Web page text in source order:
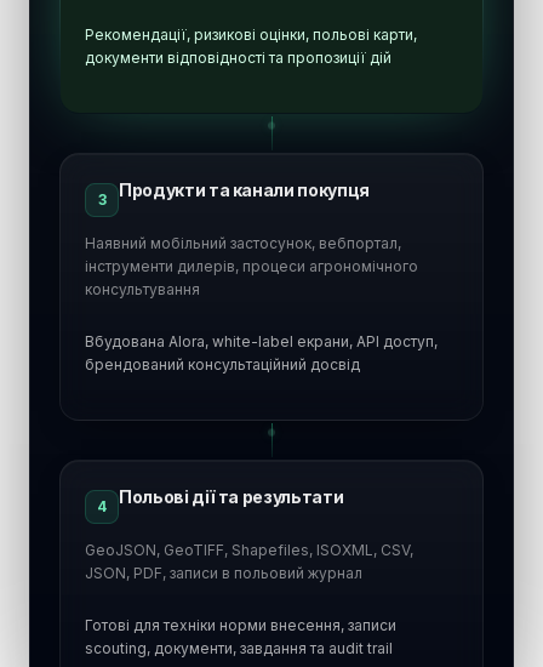
Рекомендації, ризикові оцінки, польові карти,
документи відповідності та пропозиції дій
3 Продукти та канали покупця
Наявний мобільний застосунок, вебпортал,
інструменти дилерів, процеси агрономічного
консультування
Вбудована Alora, white-label екрани, API доступ,
брендований консультаційний досвід
4 Польові дії та результати
GeoJSON, GeoTIFF, Shapefiles, ISOXML, CSV,
JSON, PDF, записи в польовий журнал
Готові для техніки норми внесення, записи
scouting, документи, завдання та audit trail